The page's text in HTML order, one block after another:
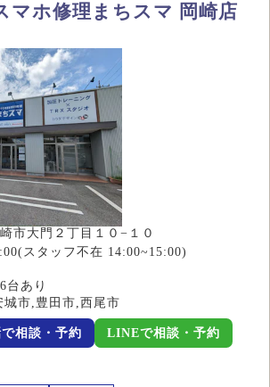
マホ修理まちスマ 岡崎店
市大門２丁目１０−１０
スタッフ不在 14:00~15:00)
台あり
城市,豊田市,西尾市
相談・予約 LINEで相談・予約